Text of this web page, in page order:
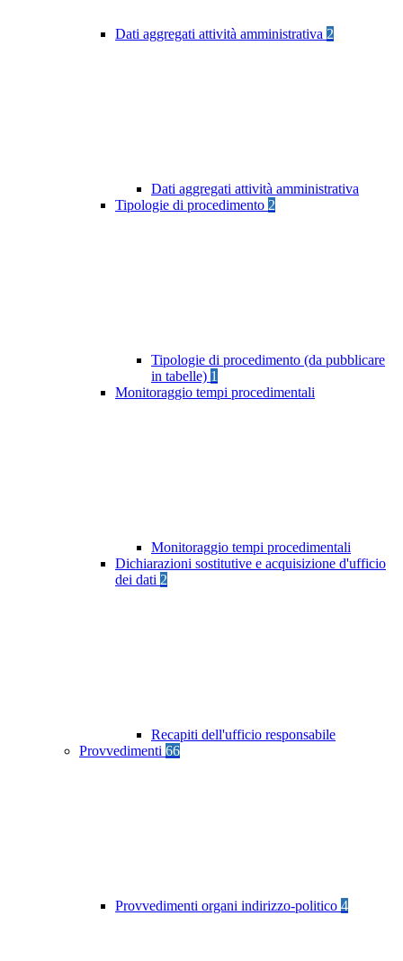
Dati aggregati attività amministrativa 2
Dati aggregati attività amministrativa
Tipologie di procedimento 2
Tipologie di procedimento (da pubblicare
in tabelle) 1
Monitoraggio tempi procedimentali
Monitoraggio tempi procedimentali
Dichiarazioni sostitutive e acquisizione d'ufficio
dei dati 2
Recapiti dell'ufficio responsabile
Provvedimenti 66
Provvedimenti organi indirizzo-politico 4